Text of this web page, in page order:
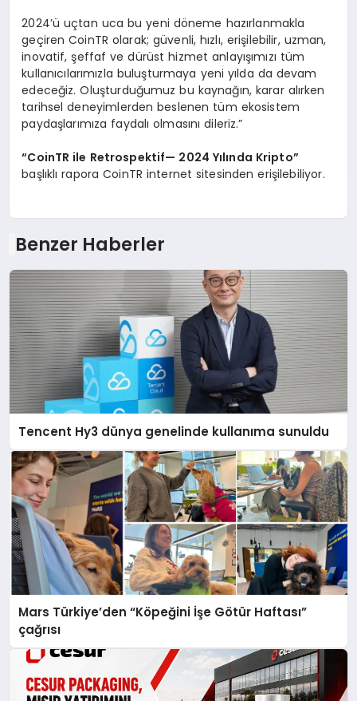
2024’ü uçtan uca bu yeni döneme hazırlanmakla
geçiren CoinTR olarak; güvenli, hızlı, erişilebilir, uzman,
inovatif, şeffaf ve dürüst hizmet anlayışımızı tüm
kullanıcılarımızla buluşturmaya yeni yılda da devam
edeceğiz. Oluşturduğumuz bu kaynağın, karar alırken
tarihsel deneyimlerden beslenen tüm ekosistem
paydaşlarımıza faydalı olmasını dileriz.”
“CoinTR ile Retrospektif— 2024 Yılında Kripto”
başlıklı rapora CoinTR internet sitesinden erişilebiliyor.
Benzer Haberler
Tencent Hy3 dünya genelinde kullanıma sunuldu
Mars Türkiye’den “Köpeğini İşe Götür Haftası”
çağrısı